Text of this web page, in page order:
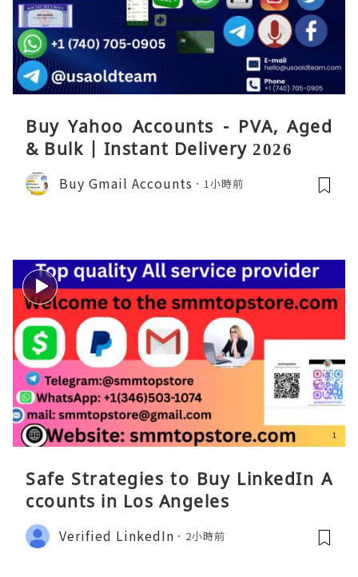
Buy Yahoo Accounts - PVA, Aged
& Bulk | Instant Delivery 2026
Buy Gmail Accounts 1小時前
Safe Strategies to Buy LinkedIn A
ccounts in Los Angeles
Verified LinkedIn 2小時前